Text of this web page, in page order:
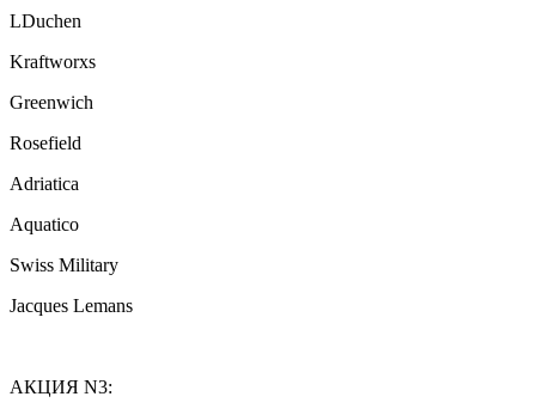
LDuchen
Kraftworxs
Greenwich
Rosefield
Adriatica
Aquatico
Swiss Military
Jacques Lemans
АКЦИЯ N3: